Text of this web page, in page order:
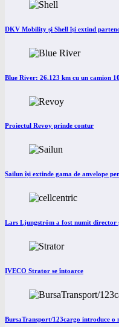
DKV Mobility și Shell își extind
Blue River: 26.123 km cu un camion
Proiectul Revoy prinde contur
Sailun își extinde gama de anvelope
Lars Ljungström a fost numit director
IVECO Strator se întoarce
BursaTransport/123cargo introduce o